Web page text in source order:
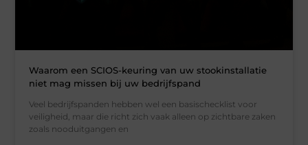
Waarom een SCIOS-keuring van uw stookinstallatie
niet mag missen bij uw bedrijfspand
Veel bedrijfspanden hebben wel een basischecklist voor
veiligheid, maar die richt zich vaak alleen op zichtbare zaken
zoals nooduitgangen en